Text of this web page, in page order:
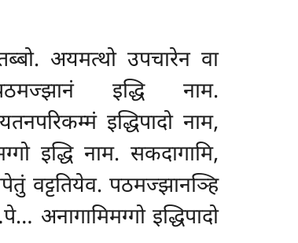
अयमत्थो उपचारेन वा
इद्धि नाम.
इद्धिपादो नाम,
इद्धि नाम. सकदागामि,
वट्टतियेव. पठमज्झानञ्हि
अनागामिमग्गो इद्धिपादो